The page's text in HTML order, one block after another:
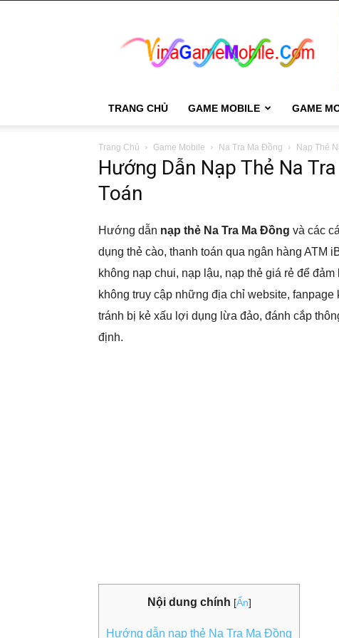
Mobile
TRANG CHỦ GAME MOBILE GAME
Trang Chủ Game Mobile Na Tra Ma Đồng Nạp Thẻ
Hướng Dẫn Nạp Thẻ Na
Toán
Hướng dẫn nạp thẻ Na Tra Ma Đồng và các
dụng thẻ cào, thanh toán qua ngân hàng
không nạp chui, nạp lậu, nạp thẻ giá rẻ để
không truy cập những địa chỉ website,
tránh bị kẻ xấu lợi dụng lừa đảo, đánh cắp
định.
Nội dung chính [Ẩn]
Hướng dẫn nạp thẻ Na Tra Ma Đồng